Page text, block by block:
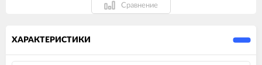
Сравнение
ХАРАКТЕРИСТИКИ